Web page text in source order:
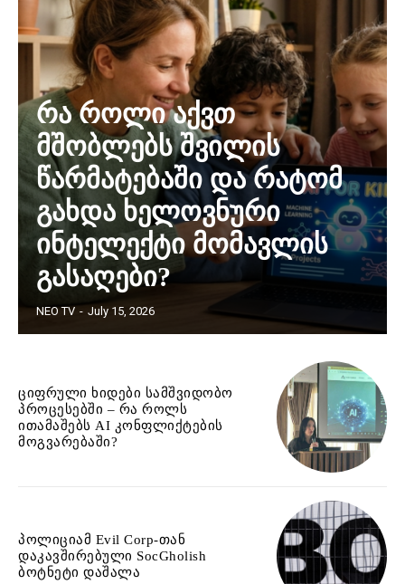
რა როლი აქვთ
მშობლებს შვილის
წარმატებაში და რატომ
გახდა ხელოვნური
ინტელექტი მომავლის
გასაღები?
NEO TV - July 15, 2026
ციფრული ხიდები სამშვიდობო
პროცესებში – რა როლს
ითამაშებს AI კონფლიქტების
მოგვარებაში?
პოლიციამ Evil Corp-თან
დაკავშირებული SocGholish
ბოტნეტი დაშალა